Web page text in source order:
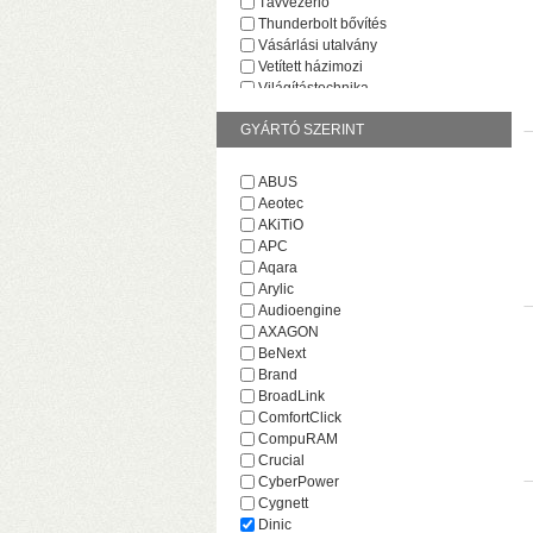
Thunderbolt bővítés
Vásárlási utalvány
Vetített házimozi
Világítástechnika
GYÁRTÓ SZERINT
ABUS
Aeotec
AKiTiO
APC
Aqara
Arylic
Audioengine
AXAGON
BeNext
Brand
BroadLink
ComfortClick
CompuRAM
Crucial
CyberPower
Cygnett
Dinic